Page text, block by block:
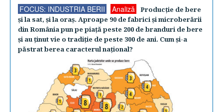
FOCUS: INDUSTRIA BERII Analiză
Producţie de bere
şi la sat, şi la oraş. Aproape 90 de fabrici şi microberării
din România pun pe piaţă peste 200 de branduri de bere
şi au ţinut vie o tradiţie de peste 300 de ani. Cum şi-a
păstrat berea caracterul naţional?